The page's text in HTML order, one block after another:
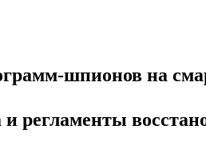
шпионов на
регламенты